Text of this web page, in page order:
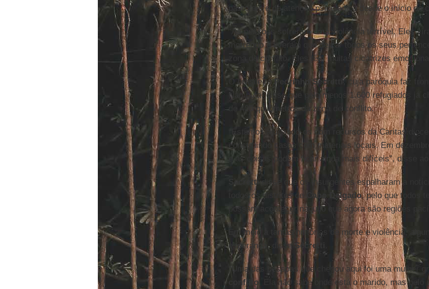
pastorais e de atenção psicológica desde o início da
“As pessoas sofreram uma violência terrível. Eles
morrendo e tiveram que deixar todos os seus
zona de conflito. Eles têm muitas cicatrizes
O brasileiroPedrinho Secretti, cuja paróquia faz
Nampula, disse que pelo menos 1.600 refugiados já
de 400 quilômetros da zona de conflito.
“Estamos ajudando-os com recursos da Caritas
construindo casas com materiais locais. Em
e as coisas podem ficar ainda mais difíceis”, disse ao
Secretti
disse que os insurgentes espalharam a
todos os distritos de
Cabo Delgado, pelo que todos
possam acontecer naquilo que agora são regiões
Em meio a tantas histórias de morte e violência,
esperança, disse Secretti
“Uma das pessoas que chegou aqui foi uma mulher
conflito. Ela não sabe onde está o marido, mas pelo